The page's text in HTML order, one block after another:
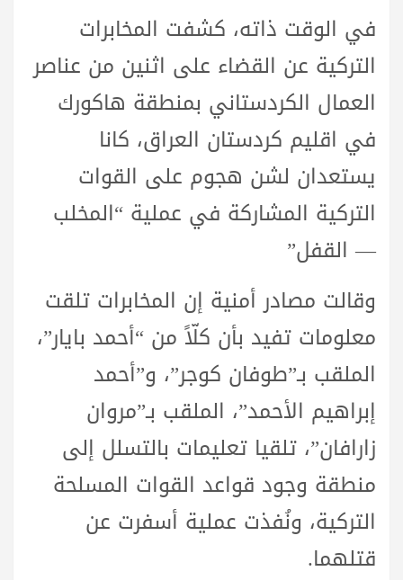
في الوقت ذاته، كشفت المخابرات
التركية عن القضاء على اثنين من عناصر
العمال الكردستاني بمنطقة هاكورك
في اقليم كردستان العراق، كانا
يستعدان لشن هجوم على القوات
التركية المشاركة في عملية “المخلب
— القفل”
وقالت مصادر أمنية إن المخابرات تلقت
معلومات تفيد بأن كلّاً من “أحمد بايار”،
الملقب بـ”طوفان كوجر”، و”أحمد
إبراهيم الأحمد”، الملقب بـ”مروان
زارافان”، تلقيا تعليمات بالتسلل إلى
منطقة وجود قواعد القوات المسلحة
التركية، ونُفذت عملية أسفرت عن
قتلهما.